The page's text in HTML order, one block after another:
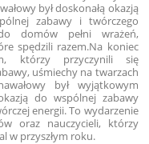
był doskonałą okazją
zabawy i twórczego
domów pełni wrażeń,
spędzili razem.Na koniec
którzy przyczynili się
uśmiechy na twarzach
był wyjątkowym
do wspólnej zabawy
energii. To wydarzenie
oraz nauczycieli, którzy
w przyszłym roku.